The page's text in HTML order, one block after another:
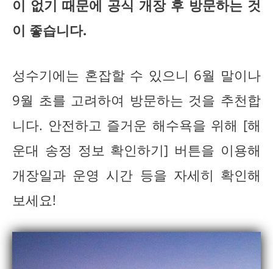
이 없기 때문에 공식 개장 후 방문하는 것
이 좋습니다.
성수기에는 혼잡할 수 있으니 6월 말이나
9월 초를 고려하여 방문하는 것을 추천합
니다. 안전하고 즐거운 해수욕을 위해 [해
운대 송정 정보 확인하기] 버튼을 이용해
개장일과 운영 시간 등을 자세히 확인해
보세요!